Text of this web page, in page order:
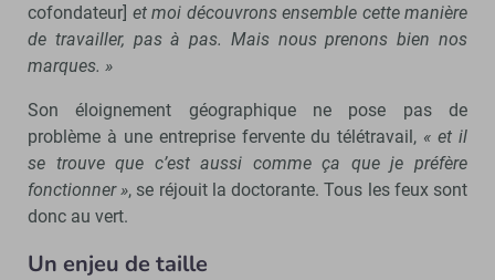
cofondateur] et moi découvrons ensemble cette manière
de travailler, pas à pas. Mais nous prenons bien nos
marques. »
Son éloignement géographique ne pose pas de
problème à une entreprise fervente du télétravail, « et il
se trouve que c’est aussi comme ça que je préfère
fonctionner », se réjouit la doctorante. Tous les feux sont
donc au vert.
Un enjeu de taille